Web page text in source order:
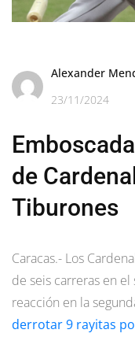
Alexander
23/11/2024
de
Tiburones
Caracas.- Los
de seis carreras en
reacción en la
derrotar 9 rayitas